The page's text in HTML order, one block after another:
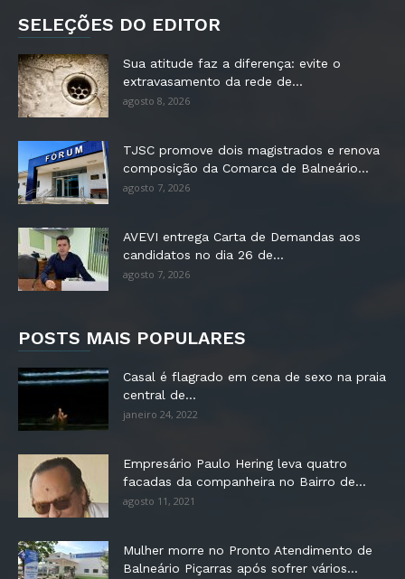
SELEÇÕES DO EDITOR
Sua atitude faz a diferença: evite o
extravasamento da rede de...
agosto 8, 2026
TJSC promove dois magistrados e renova
composição da Comarca de Balneário...
agosto 7, 2026
AVEVI entrega Carta de Demandas aos
candidatos no dia 26 de...
agosto 7, 2026
POSTS MAIS POPULARES
Casal é flagrado em cena de sexo na praia
central de...
janeiro 24, 2022
Empresário Paulo Hering leva quatro
facadas da companheira no Bairro de...
agosto 11, 2021
Mulher morre no Pronto Atendimento de
Balneário Piçarras após sofrer vários...